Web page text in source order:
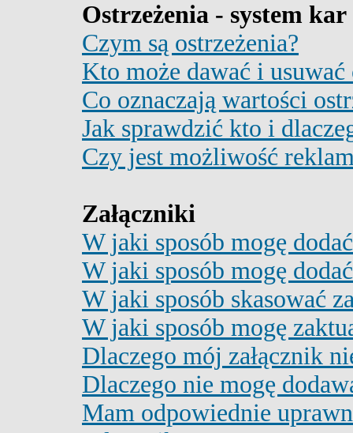
Ostrzeżenia - system
Czym są ostrzeżenia?
Kto może dawać i usuwać
Co oznaczają wartości
Jak sprawdzić kto i
Czy jest możliwość
Załączniki
W jaki sposób mogę
W jaki sposób mogę
W jaki sposób skasować
W jaki sposób mogę
Dlaczego mój załącznik
Dlaczego nie mogę
Mam odpowiednie